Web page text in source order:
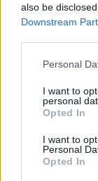
also be
Downstream
Personal
I want to
personal
Opted In
I want to
Personal
Opted In
TRENDING
#ΟΦΗ #
ΣΧΕΤΙΚΆ